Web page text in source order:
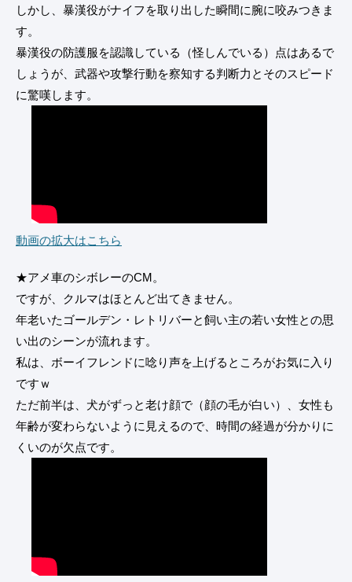
しかし、暴漢役がナイフを取り出した瞬間に腕に咬みつきま
す。
暴漢役の防護服を認識している（怪しんでいる）点はあるで
しょうが、武器や攻撃行動を察知する判断力とそのスピード
に驚嘆します。
動画の拡大はこちら
★アメ車のシボレーのCM。
ですが、クルマはほとんど出てきません。
年老いたゴールデン・レトリバーと飼い主の若い女性との思
い出のシーンが流れます。
私は、ボーイフレンドに唸り声を上げるところがお気に入り
ですｗ
ただ前半は、犬がずっと老け顔で（顔の毛が白い）、女性も
年齢が変わらないように見えるので、時間の経過が分かりに
くいのが欠点です。